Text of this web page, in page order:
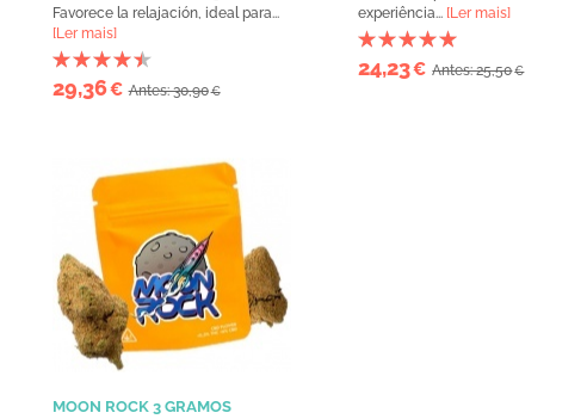
Favorece la relajación, ideal para...
[Ler mais]
29,36€ Antes: 30,90€
experiência... [Ler mais]
24,23€ Antes: 25,50€
MOON ROCK 3 GRAMOS